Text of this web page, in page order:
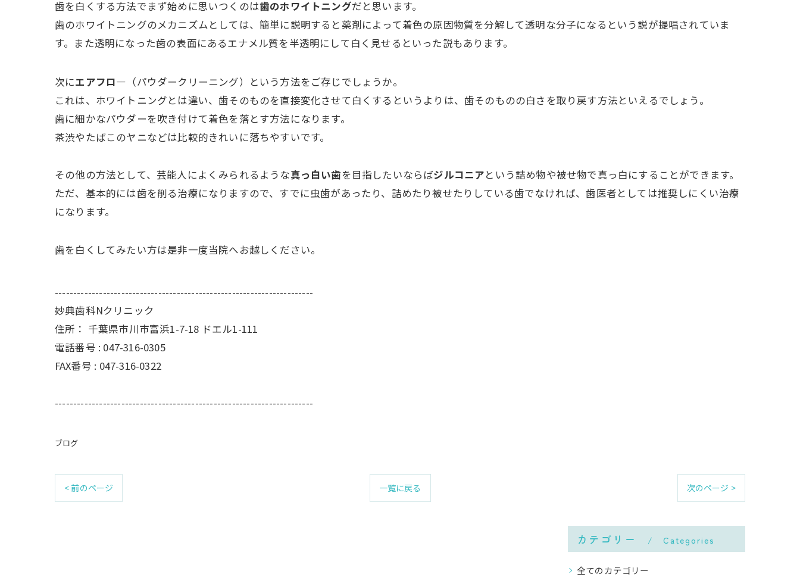
歯を白くする方法でまず始めに思いつくのは歯のホワイトニングだと思います。
歯のホワイトニングのメカニズムとしては、簡単に説明すると薬剤によって着色の原因物質を分解して透明な分子になるという説が提唱されていま
す。また透明になった歯の表面にあるエナメル質を半透明にして白く見せるといった説もあります。
次にエアフロ― （パウダークリーニング）という方法をご存じでしょうか。
これは、ホワイトニングとは違い、歯そのものを直接変化させて白くするというよりは、歯そのものの白さを取り戻す方法といえるでしょう。
歯に細かなパウダーを吹き付けて着色を落とす方法になります。
茶渋やたばこのヤニなどは比較的きれいに落ちやすいです。
その他の方法として、芸能人によくみられるような真っ白い歯を目指したいならばジルコニアという詰め物や被せ物で真っ白にすることができます。
ただ、基本的には歯を削る治療になりますので、すでに虫歯があったり、詰めたり被せたりしている歯でなければ、歯医者としては推奨しにくい治療
になります。
歯を白くしてみたい方は是非一度当院へお越しください。
----------------------------------------------------------------------
妙典歯科Nクリニック
住所： 千葉県市川市富浜1-7-18 ドエル1-111
電話番号 : 047-316-0305
FAX番号 : 047-316-0322
----------------------------------------------------------------------
ブログ
< 前のページ 一覧に戻る 次のページ >
カテゴリー Categories
全てのカテゴリー